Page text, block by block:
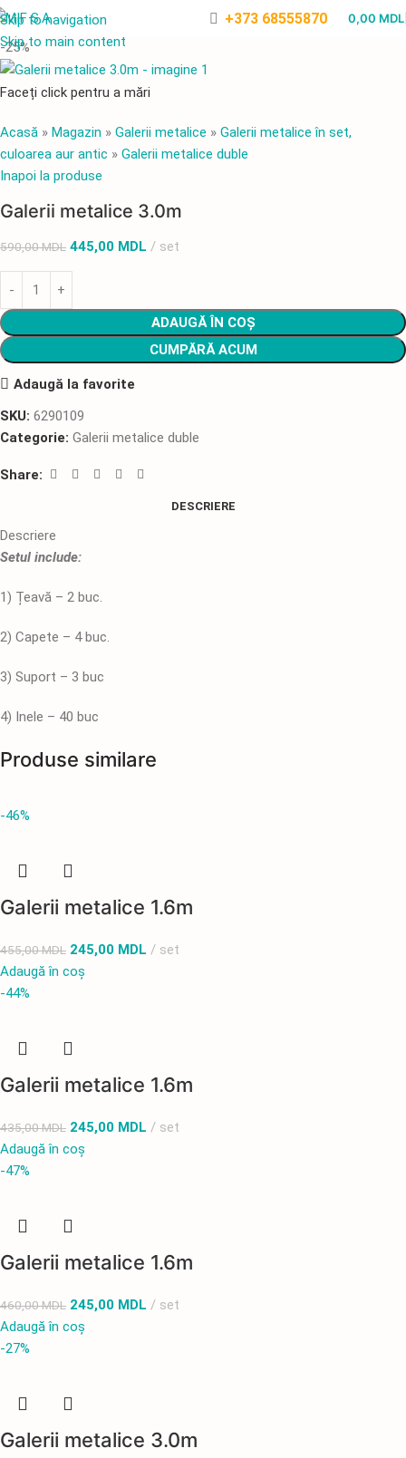
Skip to navigation
Skip to main content
+373 68555870 0,00 MDL
-25%
Faceți click pentru a mări
Acasă » Magazin » Galerii metalice » Galerii metalice în set,
culoarea aur antic » Galerii metalice duble
Inapoi la produse
Galerii metalice 3.0m
590,00MDL 445,00 MDL set
ADAUGĂ ÎN COȘ
CUMPĂRĂ ACUM
Adaugă la favorite
SKU: 6290109
Categorie: Galerii metalice duble
Share:
DESCRIERE
Descriere
Setul include:
1) Țeavă – 2 buc.
2) Capete – 4 buc.
3) Suport – 3 buc
4) Inele – 40 buc
Produse similare
-46%
Galerii metalice 1.6m
455,00MDL 245,00 MDL
set
Adaugă în coș
-44%
Galerii metalice 1.6m
435,00MDL 245,00 MDL
set
Adaugă în coș
-47%
Galerii metalice 1.6m
460,00MDL 245,00 MDL
set
Adaugă în coș
-27%
Galerii metalice 3.0m